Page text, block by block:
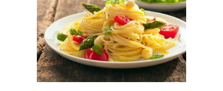
Диета при больном
Диета при
заболеваниях
Диета при псориазе Диета при няк